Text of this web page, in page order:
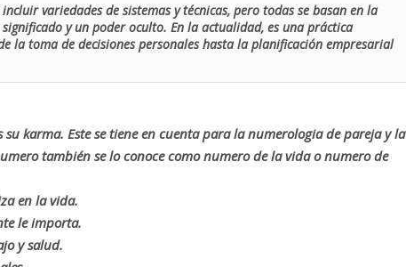
variedades de sistemas y técnicas, pero todas se basan en la
y un poder oculto. En la actualidad, es una práctica
la toma de decisiones personales hasta la planificación empresarial
su karma. Este se tiene en cuenta para la numerologia de pareja y la
también se lo conoce como numero de la vida o numero de
en la vida.
le importa.
y salud.